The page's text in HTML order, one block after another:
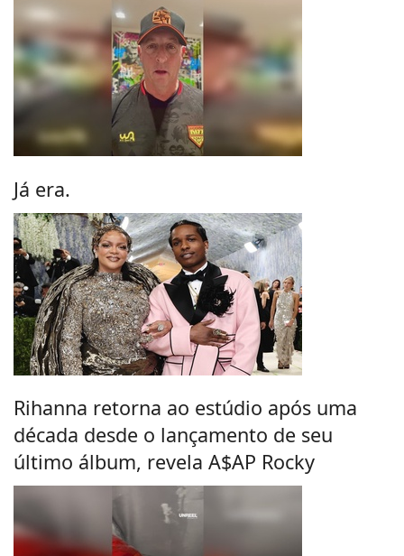
Já era.
Rihanna retorna ao estúdio após uma
década desde o lançamento de seu
último álbum, revela A$AP Rocky